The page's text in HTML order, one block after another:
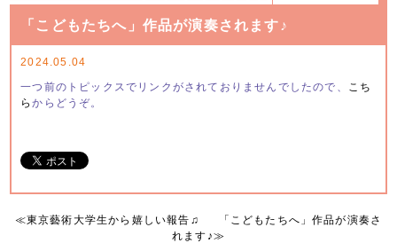
「こどもたちへ」作品が演奏されます♪
2024.05.04
一つ前のトピックスでリンクがされておりませんでしたので、
こち
らからどうぞ。
≪東京藝術大学生から嬉しい報告♫
「こどもたちへ」作品が演奏さ
れます♪≫